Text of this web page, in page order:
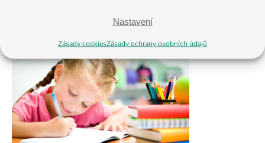
Nastavení
Zásady cookiesZásady ochrany osobních údajů